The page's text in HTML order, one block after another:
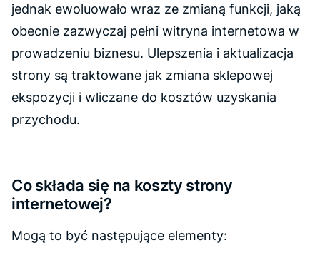
jednak ewoluowało wraz ze zmianą funkcji, jaką
obecnie zazwyczaj pełni witryna internetowa w
prowadzeniu biznesu. Ulepszenia i aktualizacja
strony są traktowane jak zmiana sklepowej
ekspozycji i wliczane do kosztów uzyskania
przychodu.
Co składa się na koszty strony
internetowej?
Mogą to być następujące elementy: